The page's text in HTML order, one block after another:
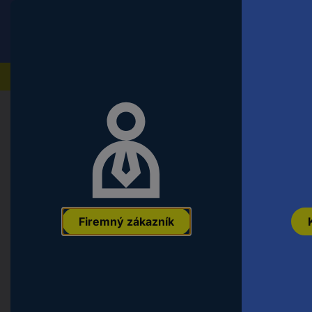
Firemný zákazník
Náradie a dielňa Montážny a upevňovací
TOOLCRAFT 1064174
šesťhran DIN 933 nerezová ocel
4053199412068 Označenie výrobcu: Objednávacie